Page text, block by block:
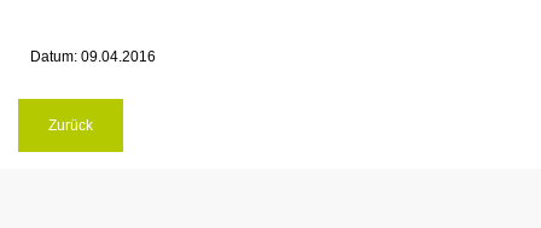
Datum: 09.04.2016
Zurück